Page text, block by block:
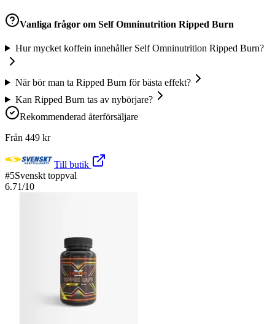
Vanliga frågor om Self Omninutrition Ripped Burn
Hur mycket koffein innehåller Self Omninutrition Ripped Burn?
När bör man ta Ripped Burn för bästa effekt?
Kan Ripped Burn tas av nybörjare?
Rekommenderad återförsäljare
Från 449 kr
Till butik
#5Svenskt toppval
6.71/10